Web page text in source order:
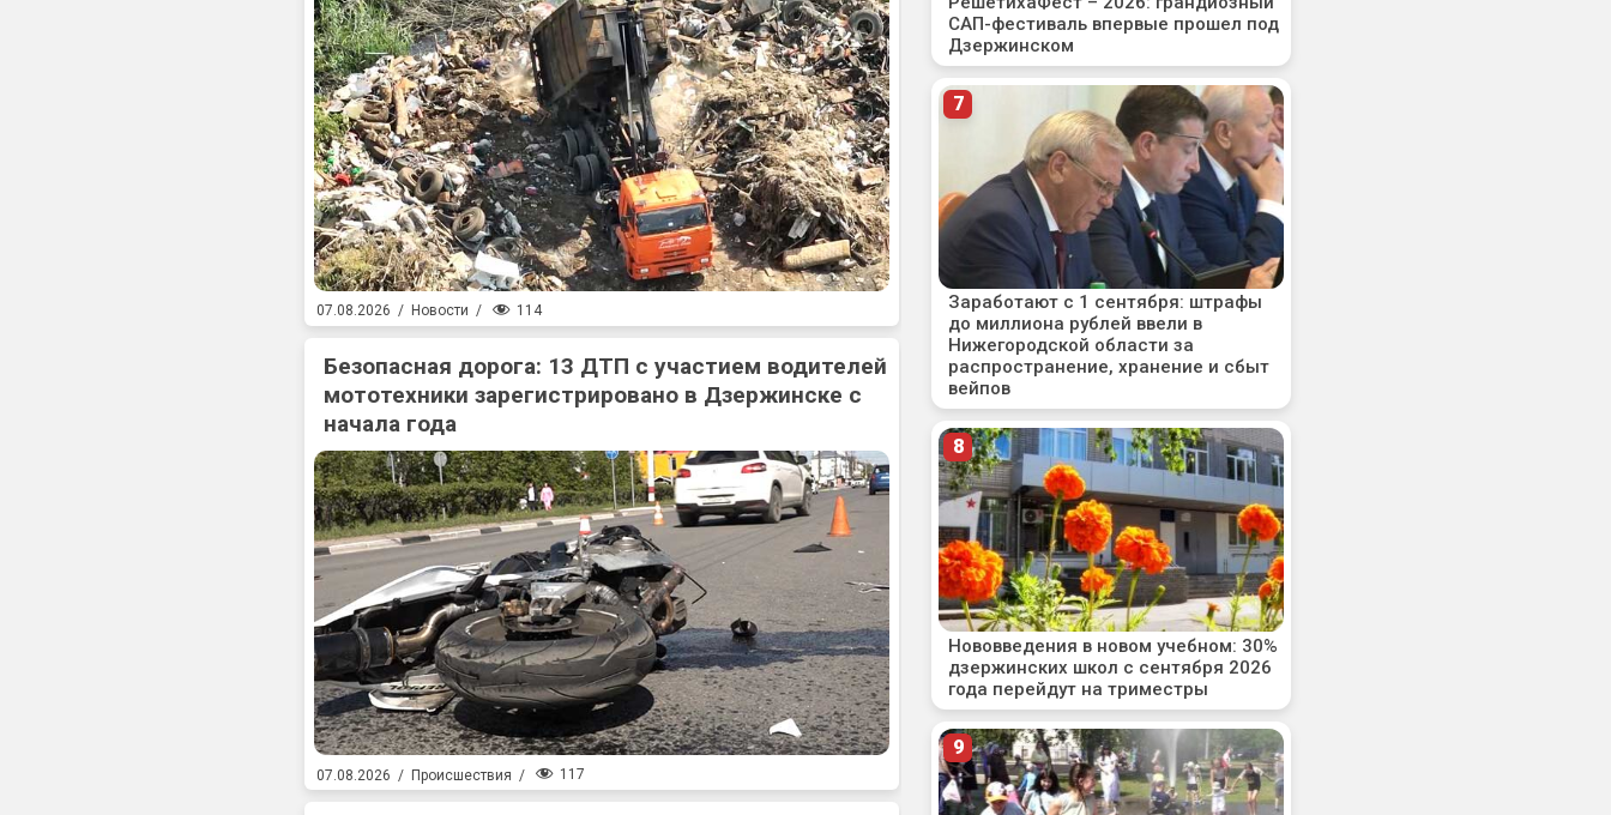
07.08.2026 / Новости / 114
Безопасная дорога: 13 ДТП с участием водителей
мототехники зарегистрировано в Дзержинске с
начала года
07.08.2026 / Происшествия / 117